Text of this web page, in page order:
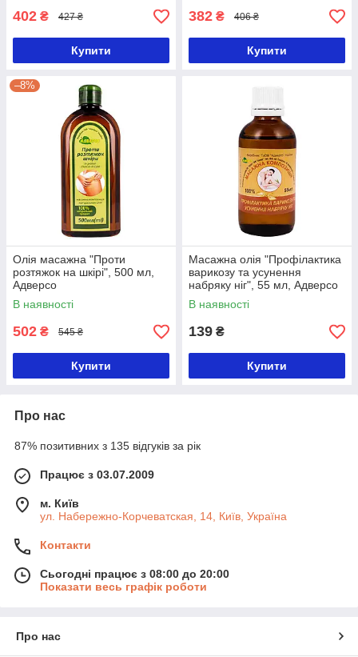
402 ₴ 427 ₴
Купити
382 ₴ 406 ₴
Купити
–8%
Олія масажна "Проти
розтяжок на шкірі", 500 мл,
Адверсо
В наявності
502 ₴ 545 ₴
Купити
Масажна олія "Профілактика
варикозу та усунення
набряку ніг", 55 мл, Адверсо
В наявності
139 ₴
Купити
Про нас
87% позитивних з 135 відгуків за рік
Працює з 03.07.2009
м. Київ
ул. Набережно-Корчеватская, 14, Київ, Україна
Контакти
Сьогодні працює з 08:00 до 20:00
Показати весь графік роботи
Про нас